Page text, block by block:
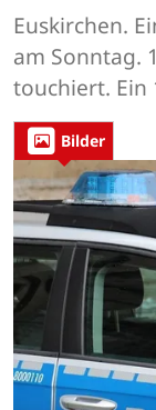
Euskirchen.
am Sonntag.
touchiert. Ein
Bilder